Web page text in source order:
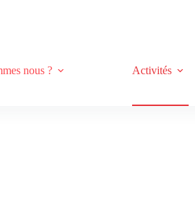
nous ? Activités